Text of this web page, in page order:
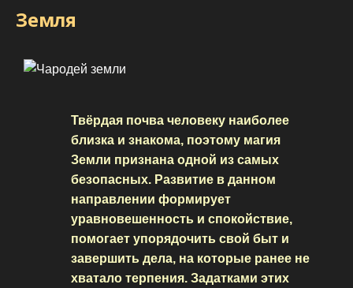
Земля
Твёрдая почва человеку наиболее
близка и знакома, поэтому магия
Земли признана одной из самых
безопасных. Развитие в данном
направлении формирует
уравновешенность и спокойствие,
помогает упорядочить свой быт и
завершить дела, на которые ранее не
хватало терпения. Задатками этих